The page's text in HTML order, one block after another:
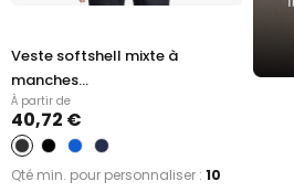
Veste softshell mixte à
manches...
À partir de
40,72 €
Qté min. pour personnaliser : 10